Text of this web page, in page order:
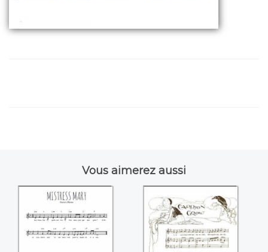
Vous aimerez aussi
Mistress Mary Carrion crow